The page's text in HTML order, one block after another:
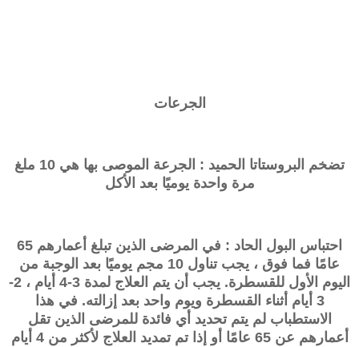
الجرعات
تضخم البروستاتا الحميد : الجرعة الموصى بها هي 10 ملغ
مرة واحدة يوميًا بعد الأكل
احتباس البول الحاد : في المرضى الذين تبلغ أعمارهم 65
عامًا فما فوق ، يجب تناول 10 مجم يوميًا بعد الوجبة من
اليوم الأول للقسطرة. يجب أن يتم العلاج لمدة 3-4 أيام ، 2-
3 أيام أثناء القسطرة ويوم واحد بعد إزالته. في هذا
الاستطباب لم يتم تحديد أي فائدة للمرضى الذين تقل
أعمارهم عن 65 عامًا أو إذا تم تمديد العلاج لأكثر من 4 أيام